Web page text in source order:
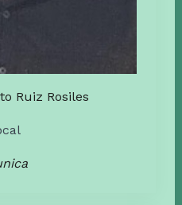
Ruiz Rosiles